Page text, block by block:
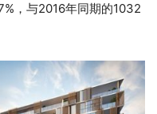
，与2016年同期的1032